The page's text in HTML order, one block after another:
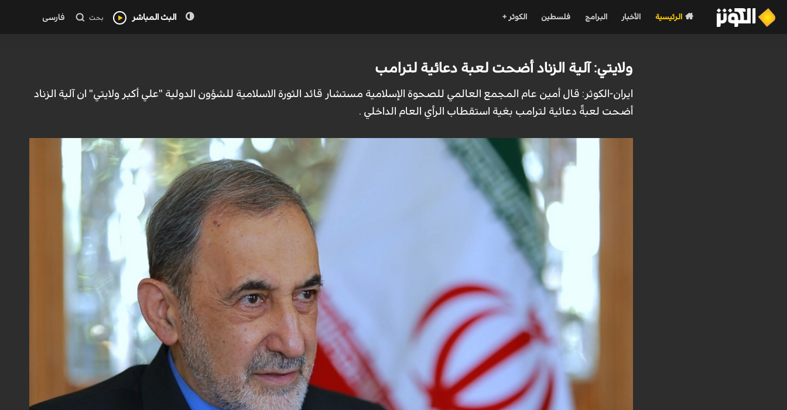
الرئيسية الأخبار البرامج فلسطين الكوثر + البث المباشر بحث فارسی
ولايتي: آلية الزناد أضحت لعبة دعائية لترامب
ايران-الكوثر: قال أمين عام المجمع العالمي للصحوة الإسلامية مستشار قائد الثورة الاسلامية للشؤون الدولية "علي أكبر ولايتي" ان آلية الزناد
أضحت لعبةً دعائية لترامب بغية استقطاب الرأي العام الداخلي .